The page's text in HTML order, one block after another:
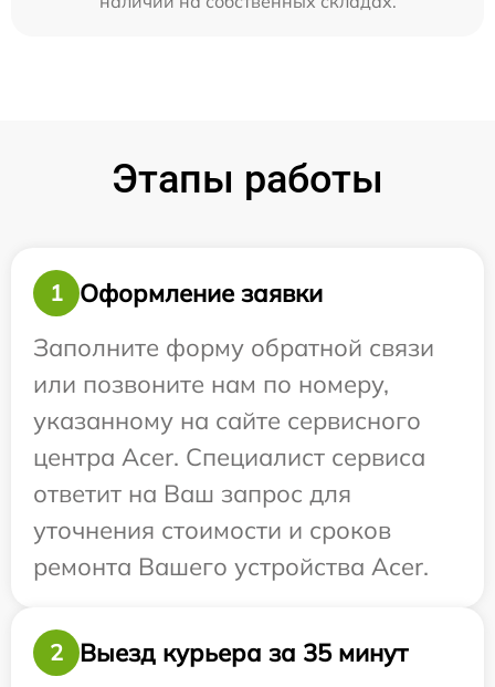
Этапы работы
1
Оформление заявки
Заполните форму обратной связи
или позвоните нам по номеру,
указанному на сайте сервисного
центра Acer. Специалист сервиса
ответит на Ваш запрос для
уточнения стоимости и сроков
ремонта Вашего устройства Acer.
2 Выезд курьера за 35 минут